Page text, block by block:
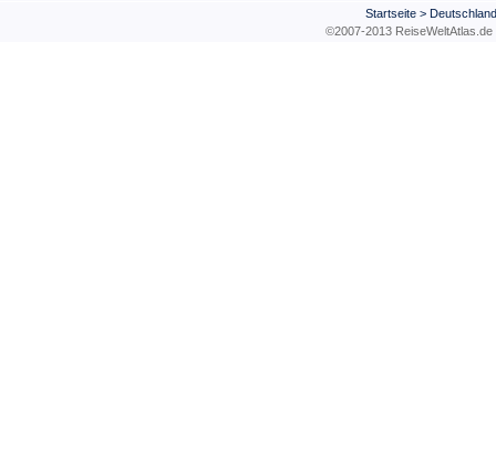
Startseite> Deutschland
©2007-2013